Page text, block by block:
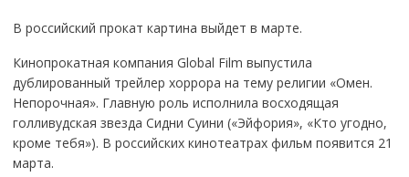
В российский прокат картина выйдет в марте.
Кинопрокатная компания Global Film выпустила
дублированный трейлер хоррора на тему религии «Омен.
Непорочная». Главную роль исполнила восходящая
голливудская звезда Сидни Суини («Эйфория», «Кто угодно,
кроме тебя»). В российских кинотеатрах фильм появится 21
марта.